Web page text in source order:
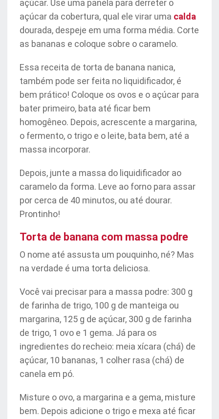
açúcar. Use uma panela para derreter o
açúcar da cobertura, qual ele virar uma calda
dourada, despeje em uma forma média. Corte
as bananas e coloque sobre o caramelo.
Essa receita de torta de banana nanica,
também pode ser feita no liquidificador, é
bem prático! Coloque os ovos e o açúcar para
bater primeiro, bata até ficar bem
homogêneo. Depois, acrescente a margarina,
o fermento, o trigo e o leite, bata bem, até a
massa incorporar.
Depois, junte a massa do liquidificador ao
caramelo da forma. Leve ao forno para assar
por cerca de 40 minutos, ou até dourar.
Prontinho!
Torta de banana com massa podre
O nome até assusta um pouquinho, né? Mas
na verdade é uma torta deliciosa.
Você vai precisar para a massa podre: 300 g
de farinha de trigo, 100 g de manteiga ou
margarina, 125 g de açúcar, 300 g de farinha
de trigo, 1 ovo e 1 gema. Já para os
ingredientes do recheio: meia xícara (chá) de
açúcar, 10 bananas, 1 colher rasa (chá) de
canela em pó.
Misture o ovo, a margarina e a gema, misture
bem. Depois adicione o trigo e mexa até ficar